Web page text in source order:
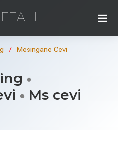
Mesingane Cevi
Ms cevi